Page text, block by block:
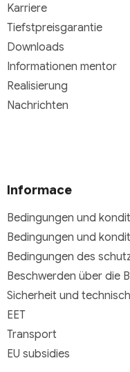
Karriere
Tiefstpreisgarantie
Downloads
Informationen mentor
Realisierung
Nachrichten
Informace
Bedingungen und
Bedingungen und
Bedingungen des
Beschwerden über die
Sicherheit und
EET
Transport
EU subsidies